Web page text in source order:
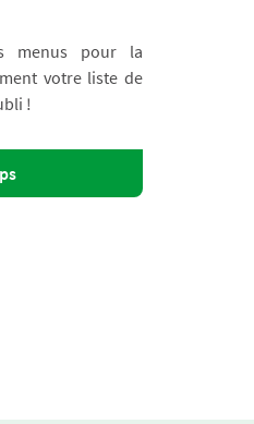
menus pour la
votre liste de
!